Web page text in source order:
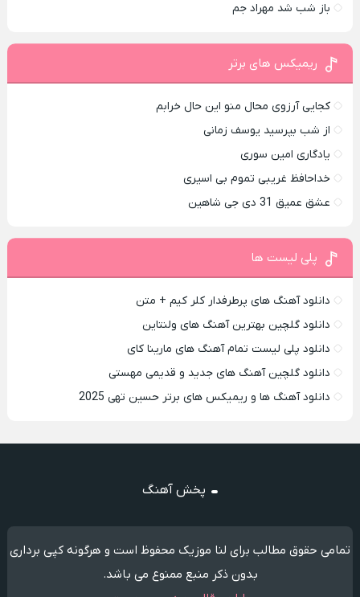
باز شب شد مهراد جم
ریمیکس های برتر
کجایی آرزوی محال منو این حال خرابم
از شب بپرسید یوسف زمانی
یادگاری امین سوری
خداحافظ غریبی تموم بی اسیری
عشق عمیق 31 دی جی شاهین
پلی لیست ها
دانلود آهنگ های پرطرفدار کلر کیم + متن
دانلود گلچین بهترین آهنگ های ولنتاین
دانلود پلی لیست تمام آهنگ های مارینا کای
دانلود گلچین آهنگ های جدید و قدیمی مهستی
دانلود آهنگ ها و ریمیکس های برتر حسین تهی 2025
پخش آهنگ
تمامی حقوق مطالب برای لنا موزیک محفوظ است و هرگونه کپی برداری
بدون ذکر منبع ممنوع می باشد.